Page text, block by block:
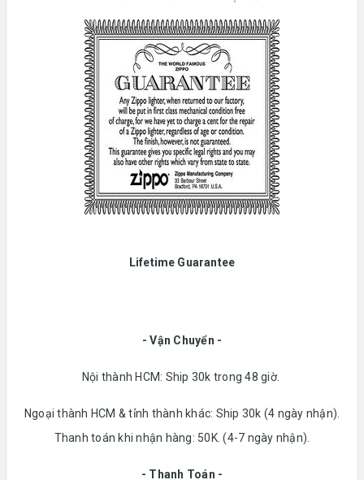
Lifetime Guarantee
- Vận Chuyển -
Nội thành HCM: Ship 30k trong 48 giờ.
Ngoại thành HCM & tỉnh thành khác: Ship 30k (4 ngày nhận).
Thanh toán khi nhận hàng: 50K. (4-7 ngày nhận).
- Thanh Toán -